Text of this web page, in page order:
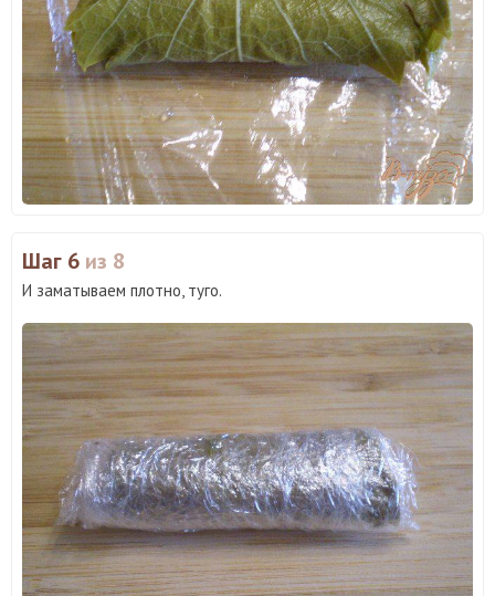
Шаг 6 из 8
И заматываем плотно, туго.